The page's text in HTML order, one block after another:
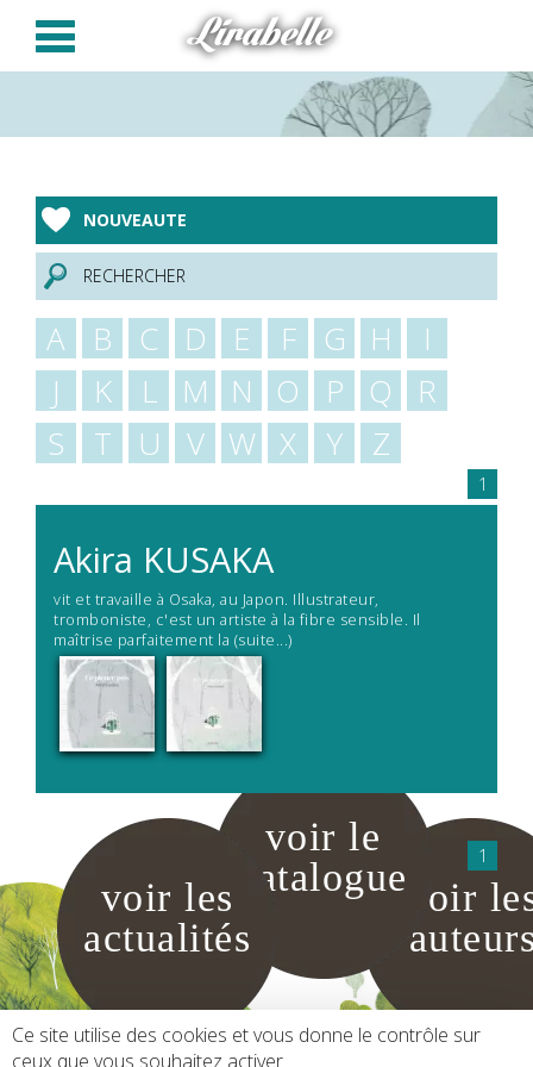
Panneau de gestion des cookies
Ce site utilise des cookies et vous donne le contrôle sur
ceux que vous souhaitez activer
Lirabelle
NOUVEAUTE
RECHERCHER
A B C D E F G H
I
J
K L M N O P Q
R
S
T U V W X Y Z
1
Akira KUSAKA
vit et travaille à Osaka, au Japon. Illustrateur,
tromboniste, c'est un artiste à la fibre sensible. Il
maîtrise parfaitement la (suite...)
1
voir
voir le
catalogue
voir les
actualités